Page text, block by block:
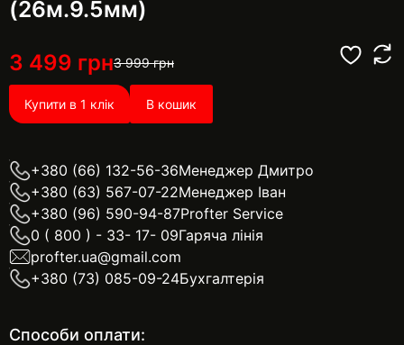
(26м.9.5мм)
3 499 грн3 999грн
Купити в 1 клік В кошик
+380 (66) 132-56-36Менеджер Дмитро
+380 (63) 567-07-22Менеджер Іван
+380 (96) 590-94-87Profter Service
0 ( 800 ) - 33- 17- 09Гаряча лінія
profter.ua@gmail.com
+380 (73) 085-09-24Бухгалтерія
Способи оплати: